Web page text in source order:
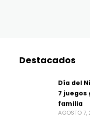
Destacados
Día del
7
familia
AGOSTO